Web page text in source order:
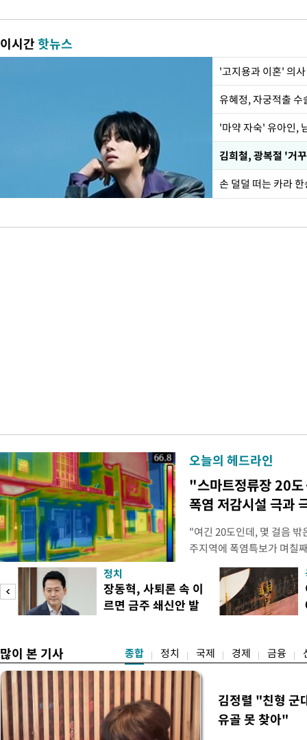
이시간핫뉴스
'고지용과 이혼' 의
유혜정, 자궁적출
'마약 자숙' 유아인,
손 덜덜 떠는 카라
오늘의 헤드라인
"스마트정류장 20
폭염 저감시설 극과
"여긴 20도인데, 몇 걸음
주지역에 폭염특보가 며칠
주 북구 용봉동 패션의거
기도 전인 이른 시각부터
통 샛노랗거나 새빨갛게 물
른색, 온도가 높을수록 붉
정치
장동혁, 사퇴론 속 이
르면 금주 쇄신안 발
많이 본 기사 종합 정치 국제 경제 금융
김정렬 "친형 군
유골 못 찾아"